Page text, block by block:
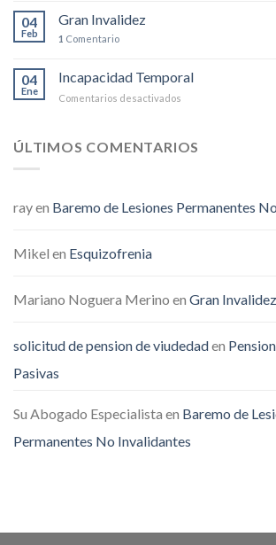
04
Feb
Gran Invalidez
1 Comentario
04
Ene
Incapacidad Temporal
Comentarios desactivados
ÚLTIMOS COMENTARIOS
rayen Baremo de Lesiones Permanentes
Mikel en Esquizofrenia
Mariano Noguera Merino en Gran Invalidez
solicitud de pension de viudedaden
Pasivas
Su Abogado Especialista en Baremo de
Permanentes No Invalidantes